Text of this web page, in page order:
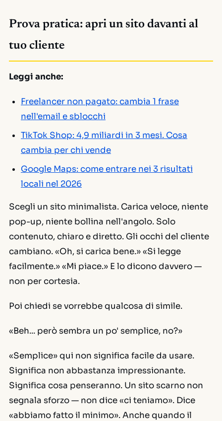
Prova pratica: apri un sito davanti al
tuo cliente
Leggi anche:
Freelancer non pagato: cambia 1 frase
nell'email e sblocchi
TikTok Shop: 4,9 miliardi in 3 mesi. Cosa
cambia per chi vende
Google Maps: come entrare nei 3 risultati
locali nel 2026
Scegli un sito minimalista. Carica veloce, niente
pop-up, niente bollina nell'angolo. Solo
contenuto, chiaro e diretto. Gli occhi del cliente
cambiano. «Oh, si carica bene.» «Si legge
facilmente.» «Mi piace.» E lo dicono davvero —
non per cortesia.
Poi chiedi se vorrebbe qualcosa di simile.
«Beh... però sembra un po' semplice, no?»
«Semplice» qui non significa facile da usare.
Significa non abbastanza impressionante.
Significa cosa penseranno. Un sito scarno non
segnala sforzo — non dice «ci teniamo». Dice
«abbiamo fatto il minimo». Anche quando il